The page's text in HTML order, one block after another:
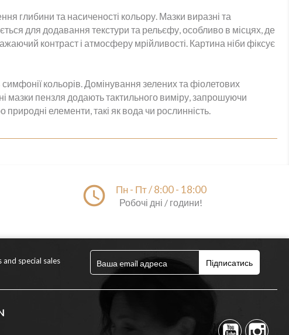
глибини та насиченості кольору. Мазки виразні та
для додавання текстури та рельєфу, особливо в місцях, де
контраст і атмосферу мрійливості. Картина ніби фіксує
кольорів. Домінування зелених та фіолетових
мазки пензля додають тактильного виміру, запрошуючи
елементи, такі як вода чи рослинність.
access_time Пн - Пт / 8:00 - 18:00
Робочі дні / години!
special sales